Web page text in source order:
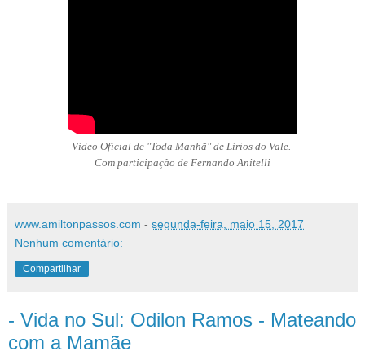
Vídeo Oficial de "Toda Manhã" de Lírios do Vale.
Com participação de Fernando Anitelli
www.amiltonpassos.com - segunda-feira, maio 15, 2017
Nenhum comentário:
Compartilhar
- Vida no Sul: Odilon Ramos - Mateando
com a Mamãe